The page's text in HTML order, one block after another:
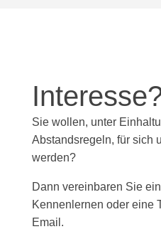
Sie wollen, unter
Abstandsregeln, für sich
werden?
Dann vereinbaren Sie
Kennenlernen oder eine
Email.